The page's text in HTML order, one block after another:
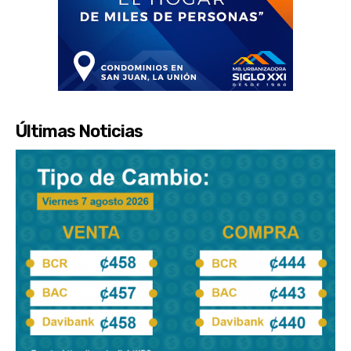
Últimas Noticias